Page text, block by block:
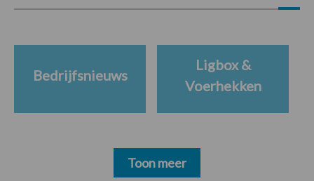
Bedrijfsnieuws
Ligbox &
Voerhekken
Toon meer